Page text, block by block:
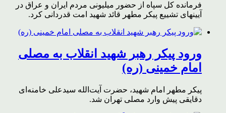
فرمانده کل سپاه از حضور میلیونی مردم ایران و عراق در
آیینهای تشییع پیکر مطهر قائد شهید امت قدردانی کرد.
ورود پیکر رهبر شهید انقلاب به مصلی
امام خمینی (ره)
پیکر مطهر امام شهید،‌ حضرت آیت‌الله سیدعلی خامنه‌ای
دقایقی پیش وارد مصلی تهران شد.